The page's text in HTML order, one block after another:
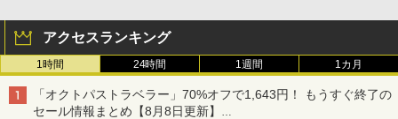
アクセスランキング
1時間 24時間 1週間 1カ月
「オクトパストラベラー」70%オフで1,643円！ もうすぐ終了の
セール情報まとめ【8月8日更新】